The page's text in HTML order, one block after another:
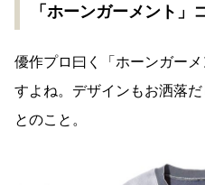
「ホーンガーメント」
優作プロ曰く「ホーンガー
すよね。デザインもお洒落
とのこと。